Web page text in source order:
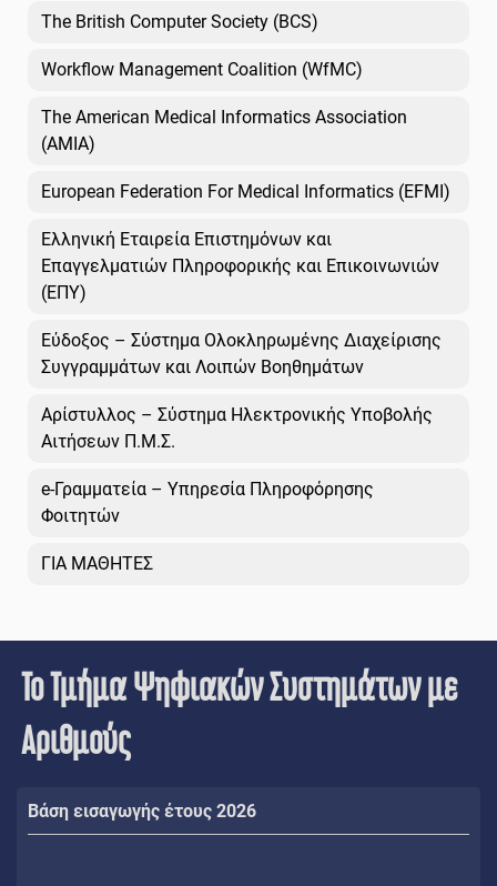
The British Computer Society (BCS)
Workflow Management Coalition (WfMC)
The American Medical Informatics Association
(AMIA)
European Federation For Medical Informatics (EFMI)
Ελληνική Εταιρεία Επιστημόνων και
Επαγγελματιών Πληροφορικής και Επικοινωνιών
(ΕΠΥ)
Εύδοξος – Σύστημα Ολοκληρωμένης Διαχείρισης
Συγγραμμάτων και Λοιπών Βοηθημάτων
Αρίστυλλος – Σύστημα Ηλεκτρονικής Υποβολής
Αιτήσεων Π.Μ.Σ.
e-Γραμματεία – Υπηρεσία Πληροφόρησης
Φοιτητών
ΓΙΑ ΜΑΘΗΤΕΣ
Το Τμήμα Ψηφιακών Συστημάτων με
Αριθμούς
Βάση εισαγωγής έτους 2026